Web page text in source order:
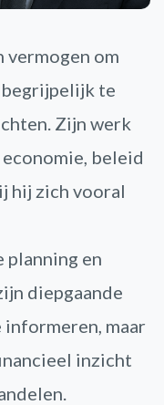
vermogen om
begrijpelijk te
Zijn werk
beleid
hij zich vooral
planning en
diepgaande
maar
inzicht